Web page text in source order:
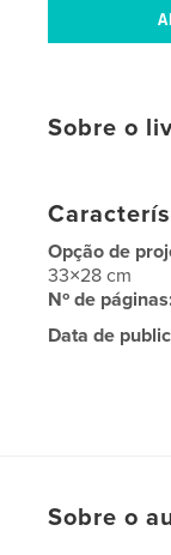
Sobre o
Opção de
33×28 cm
Nº de
Data de
Sobre o